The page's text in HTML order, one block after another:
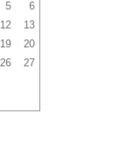
5
6
12
13
19
20
26
27